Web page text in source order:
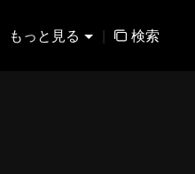
もっと見る | 検索